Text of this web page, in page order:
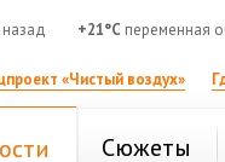
+21°C переменная
«Чистый воздух»
Сюжеты